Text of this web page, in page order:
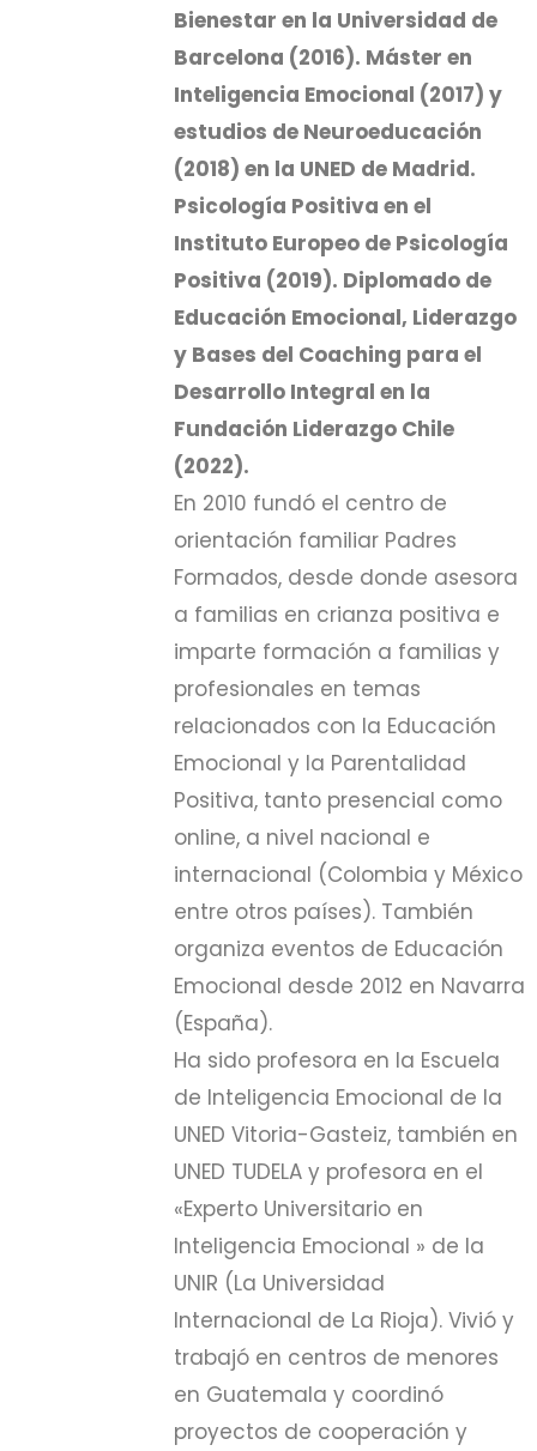
Bienestar en la Universidad de
Barcelona (2016). Máster en
Inteligencia Emocional (2017) y
estudios de Neuroeducación
(2018) en la UNED de Madrid.
Psicología Positiva en el
Instituto Europeo de Psicología
Positiva (2019). Diplomado de
Educación Emocional, Liderazgo
y Bases del Coaching para el
Desarrollo Integral en la
Fundación Liderazgo Chile
(2022).
En 2010 fundó el centro de
orientación familiar Padres
Formados, desde donde asesora
a familias en crianza positiva e
imparte formación a familias y
profesionales en temas
relacionados con la Educación
Emocional y la Parentalidad
Positiva, tanto presencial como
online, a nivel nacional e
internacional (Colombia y México
entre otros países). También
organiza eventos de Educación
Emocional desde 2012 en Navarra
(España).
Ha sido profesora en la Escuela
de Inteligencia Emocional de la
UNED Vitoria-Gasteiz, también en
UNED TUDELA y profesora en el
«Experto Universitario en
Inteligencia Emocional » de la
UNIR (La Universidad
Internacional de La Rioja). Vivió y
trabajó en centros de menores
en Guatemala y coordinó
proyectos de cooperación y